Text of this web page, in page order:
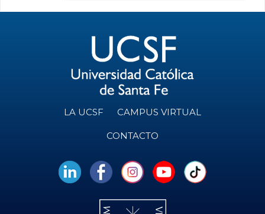
LA UCSF CAMPUS VIRTUAL
CONTACTO